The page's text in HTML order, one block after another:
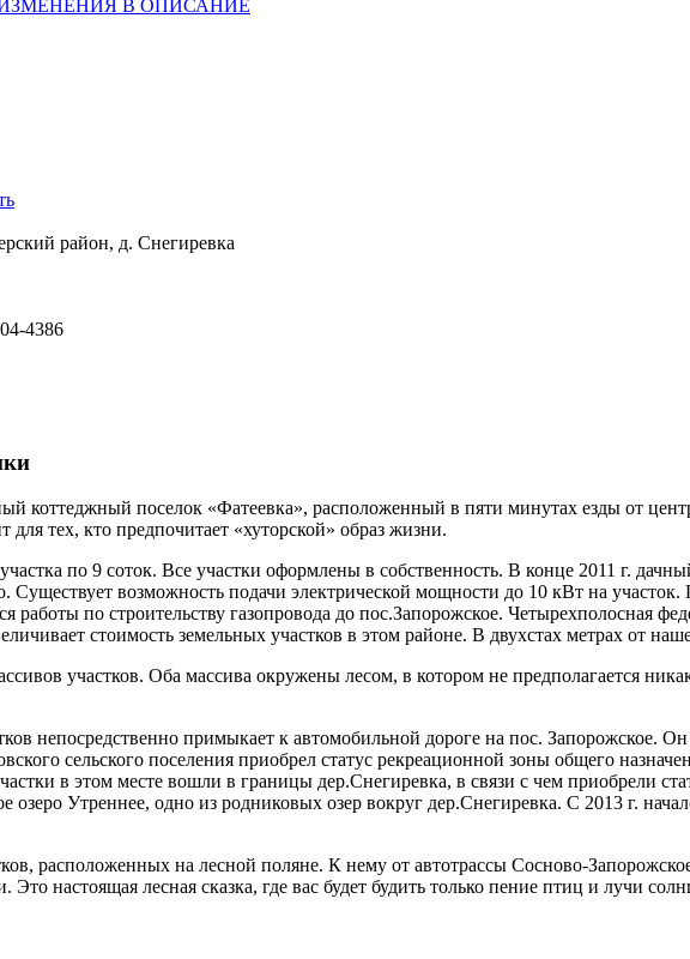
ИЗМЕНЕНИЯ В ОПИСАНИЕ
район, д. Снегиревка
4386
коттеджный поселок «Фатеевка», расположенный в пяти минутах езды от
тех, кто предпочитает «хуторской» образ жизни.
по 9 соток. Все участки оформлены в собственность. В конце 2011 г.
Существует возможность подачи электрической мощности до 10 кВт на
работы по строительству газопровода до пос.Запорожское. Четырехполосная
стоимость земельных участков в этом районе. В двухстах метрах от
участков. Оба массива окружены лесом, в котором не предполагается
непосредственно примыкает к автомобильной дороге на пос. Запорожское.
сельского поселения приобрел статус рекреационной зоны общего
в этом месте вошли в границы дер.Снегиревка, в связи с чем приобрели
озеро Утреннее, одно из родниковых озер вокруг дер.Снегиревка. С 2013 г.
расположенных на лесной поляне. К нему от автотрассы Сосново-
настоящая лесная сказка, где вас будет будить только пение птиц и лучи